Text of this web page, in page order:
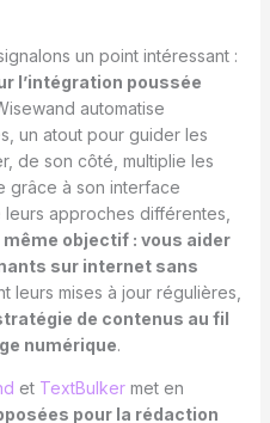
un point intéressant :
l’intégration poussée
automatise
un atout pour guider les
de son côté, multiplie les
grâce à son interface
approches différentes,
objectif : vous aider
sur internet sans
leurs mises à jour régulières,
de contenus au fil
numérique.
et TextBulkermet en
pour la rédaction